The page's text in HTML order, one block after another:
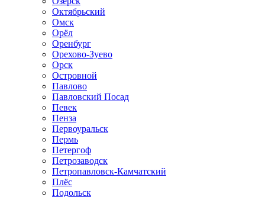
Октябрьский
Омск
Орёл
Оренбург
Орехово-Зуево
Орск
Островной
Павлово
Павловский Посад
Певек
Пенза
Первоуральск
Пермь
Петергоф
Петрозаводск
Петропавловск-Камчатский
Плёс
Подольск